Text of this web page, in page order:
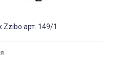
Zzibo арт. 149/1